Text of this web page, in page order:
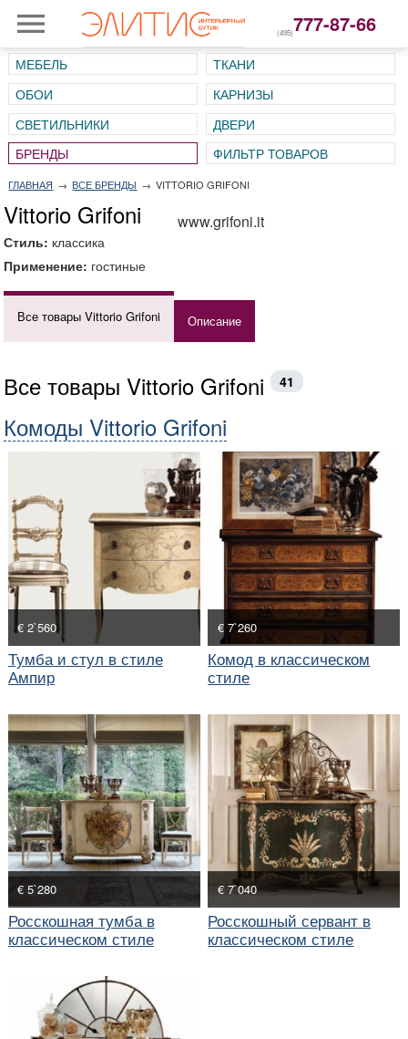
(495)777-87-66
МЕБЕЛЬ
ТКАНИ
ОБОИ
КАРНИЗЫ
СВЕТИЛЬНИКИ
ДВЕРИ
ГЛАВНАЯ → ВСЕ БРЕНДЫ → VITTORIO GRIFONI
Vittorio Grifoni www.grifoni.it
Стиль: классика
Применение: гостиные
Все товары Vittorio Grifoni Описание
Все товары Vittorio Grifoni 41
Комоды Vittorio Grifoni
€ 2`560
Тумба и стул в стиле
Ампир
€ 7`260
Комод в классическом
стиле
€ 5`280
Росскошная тумба в
классическом стиле
€ 7`040
Росскошный сервант в
классическом стиле